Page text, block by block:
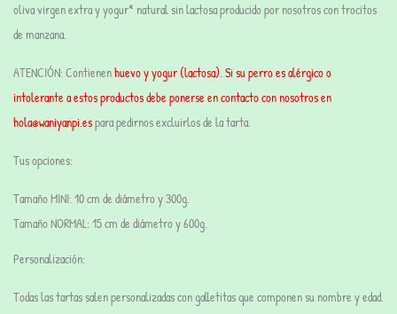
oliva virgen extra y yogur* natural sin lactosa producido por nosotros con trocitos
de manzana.
ATENCIÓN: Contienenhuevo y yogur (lactosa). Si su perro es alérgico o
intolerante a estos productos debe ponerse en contacto con nosotros en
hola@waniyanpi.espara pedirnos excluirlos de la tarta.
Tus opciones:
TamañoMINI: 10 cm de diámetro y 300g.
TamañoNORMAL: 15 cm de diámetro y 600g.
Personalización:
Todas las tartas salen personalizadas con galletitas que componen su nombre y edad.